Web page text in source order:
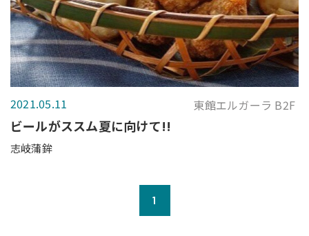
2021.05.11 東館エルガーラ B2F
ビールがススム夏に向けて!!
志岐蒲鉾
1